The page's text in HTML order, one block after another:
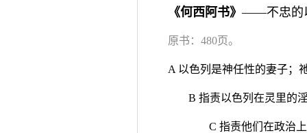
《何西阿书》——不忠的
原书：480页。
A 以色列是神任性的妻子；
B 指责以色列在灵里的
C 指责他们在政治